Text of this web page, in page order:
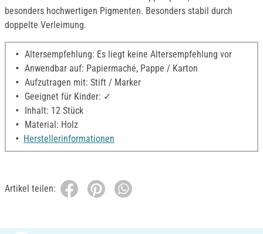
besonders hochwertigen Pigmenten. Besonders stabil durch
doppelte Verleimung.
Altersempfehlung: Es liegt keine Altersempfehlung vor
Anwendbar auf: Papiermaché, Pappe / Karton
Aufzutragen mit: Stift / Marker
Geeignet für Kinder: ✓
Inhalt: 12 Stück
Material: Holz
Herstellerinformationen
Artikel teilen: